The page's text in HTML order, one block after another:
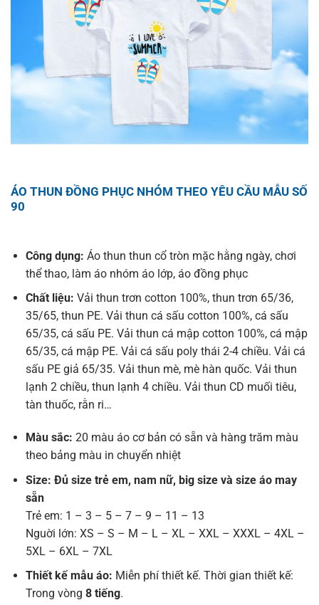
ÁO THUN ĐỒNG PHỤC NHÓM THEO YÊU CẦU MẪU SỐ
90
Công dụng: Áo thun thun cổ tròn mặc hằng ngày, chơi
thể thao, làm áo nhóm áo lớp, áo đồng phục
Chất liệu: Vải thun trơn cotton 100%, thun trơn 65/36,
35/65, thun PE. Vải thun cá sấu cotton 100%, cá sấu
65/35, cá sấu PE. Vải thun cá mập cotton 100%, cá mập
65/35, cá mập PE. Vải cá sấu poly thái 2-4 chiều. Vải cá
sấu PE giả 65/35. Vải thun mè, mè hàn quốc. Vải thun
lạnh 2 chiều, thun lạnh 4 chiều. Vải thun CD muối tiêu,
tàn thuốc, rằn ri…
Màu sắc: 20 màu áo cơ bản có sẵn và hàng trăm màu
theo bảng màu in chuyển nhiệt
Size: Đủ size trẻ em, nam nữ, big size và size áo may
sẵn
Trẻ em: 1 – 3 – 5 – 7 – 9 – 11 – 13
Nguời lớn: XS – S – M – L – XL – XXL – XXXL – 4XL –
5XL – 6XL – 7XL
Thiết kế mẫu áo: Miễn phí thiết kế. Thời gian thiết kế:
Trong vòng 8 tiếng.